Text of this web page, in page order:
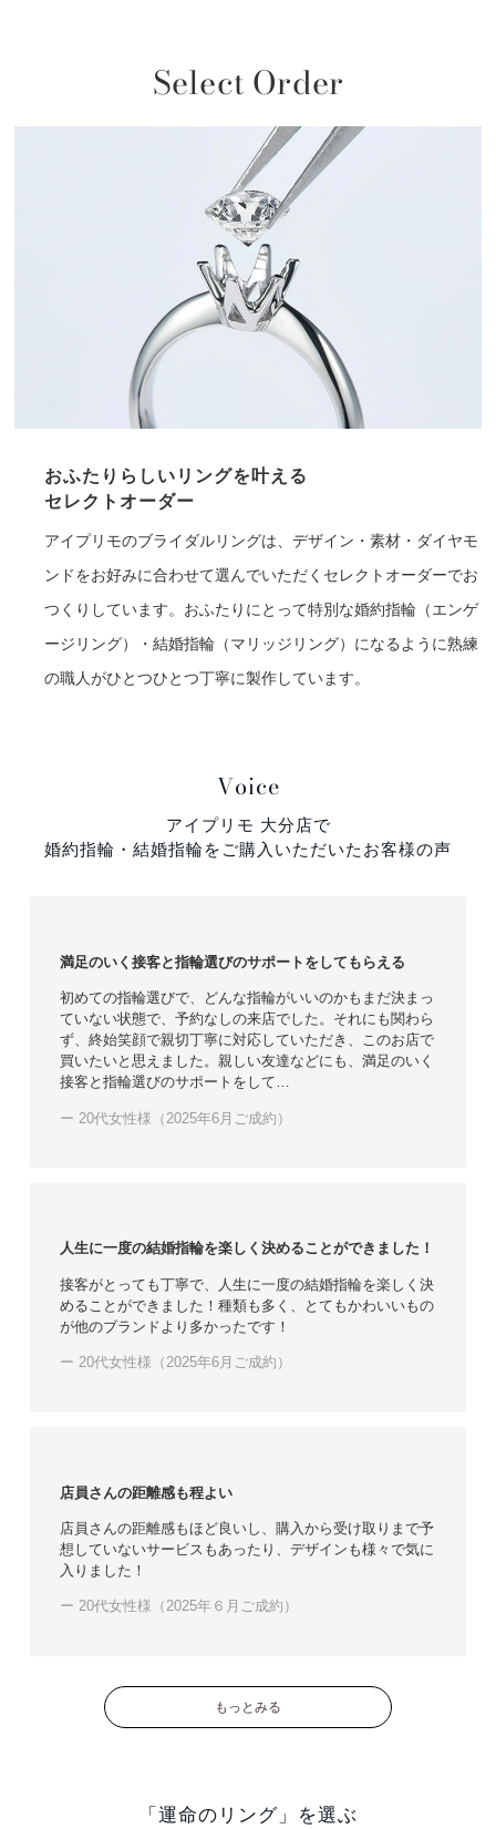
Select Order
おふたりらしいリングを叶える
セレクトオーダー
アイプリモのブライダルリングは、デザイン・素材・ダイヤモ
ンドをお好みに合わせて選んでいただくセレクトオーダーでお
つくりしています。おふたりにとって特別な婚約指輪（エンゲ
ージリング）・結婚指輪（マリッジリング）になるように熟練
の職人がひとつひとつ丁寧に製作しています。
Voice
アイプリモ 大分店で
婚約指輪・結婚指輪をご購入いただいたお客様の声
満足のいく接客と指輪選びのサポートをしてもらえる
初めての指輪選びで、どんな指輪がいいのかもまだ決まっ
ていない状態で、予約なしの来店でした。それにも関わら
ず、終始笑顔で親切丁寧に対応していただき、このお店で
買いたいと思えました。親しい友達などにも、満足のいく
接客と指輪選びのサポートをして…
ー 20代女性様（2025年6月ご成約）
人生に一度の結婚指輪を楽しく決めることができました！
接客がとっても丁寧で、人生に一度の結婚指輪を楽しく決
めることができました！種類も多く、とてもかわいいもの
が他のブランドより多かったです！
ー 20代女性様（2025年6月ご成約）
店員さんの距離感も程よい
店員さんの距離感もほど良いし、購入から受け取りまで予
想していないサービスもあったり、デザインも様々で気に
入りました！
ー 20代女性様（2025年６月ご成約）
もっとみる
「運命のリング」を選ぶ